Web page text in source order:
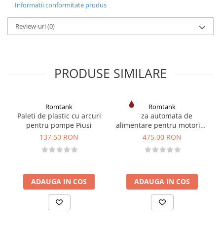
Informatii conformitate produs
Review-uri(0)
PRODUSE SIMILARE
Romtank
Paleti de plastic cu arcuri
pentru pompe Piusi
137,50 RON
ADAUGA IN COS
Romtank
Duza automata de
alimentare pentru motorina
și benzina A60
475,00 RON
ADAUGA IN COS